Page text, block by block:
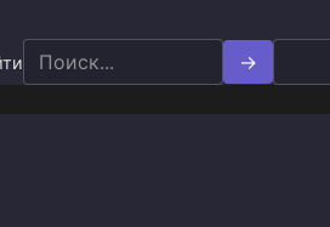
Search
for: